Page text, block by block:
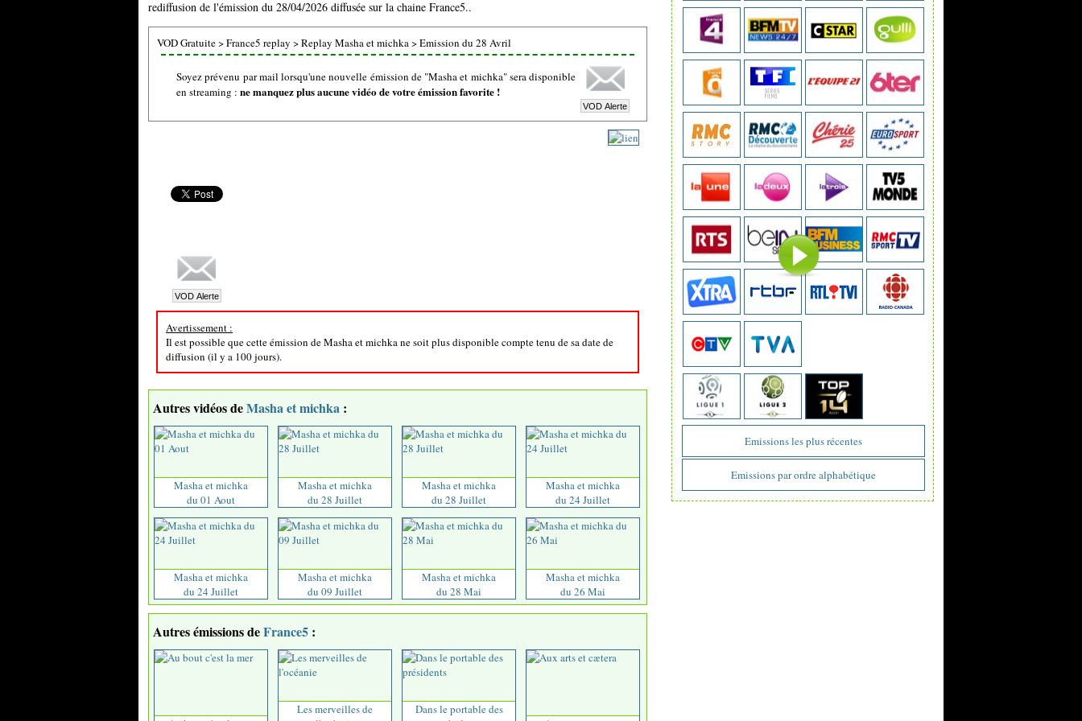
Emissions les plus récentes
Emissions par ordre alphabétique
rediffusion de l'émission du 28/04/2026 diffusée sur la chaine France5..
VOD Gratuite>France5 replay >Replay Masha et michka>Emission du 28 Avril
Soyez prévenu par mail lorsqu'une nouvelle émission de "Masha et michka" sera disponible
en streaming : ne manquez plus aucune vidéo de votre émission favorite !
Avertissement :
Il est possible que cette émission de Masha et michka ne soit plus disponible compte tenu de sa date de
diffusion (il y a 100 jours).
Autres vidéos deMasha et michka :
Masha et michka
du 01 Aout
Masha et michka
du 28 Juillet
Masha et michka
du 28 Juillet
Masha et michka
du 24 Juillet
Masha et michka
du 24 Juillet
Masha et michka
du 09 Juillet
Masha et michka
du 28 Mai
Masha et michka
du 26 Mai
Autres émissions deFrance5 :
Les merveilles de
Dans le portable des